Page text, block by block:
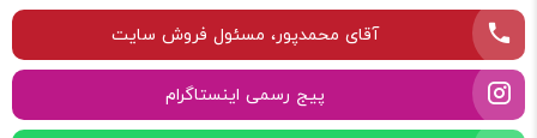
آقای محمدپور، مسئول فروش سایت
پیج رسمی اینستاگرام